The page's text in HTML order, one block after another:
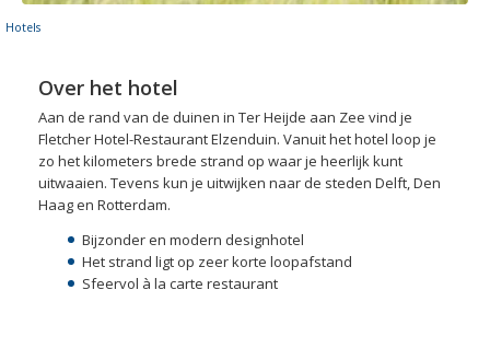
Hotels
Over het hotel
Aan de rand van de duinen in Ter Heijde aan Zee vind je
Fletcher Hotel-Restaurant Elzenduin. Vanuit het hotel loop je
zo het kilometers brede strand op waar je heerlijk kunt
uitwaaien. Tevens kun je uitwijken naar de steden Delft, Den
Haag en Rotterdam.
Bijzonder en modern designhotel
Het strand ligt op zeer korte loopafstand
Sfeervol à la carte restaurant